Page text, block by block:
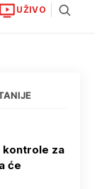
UŽIVO
kontrole za
će